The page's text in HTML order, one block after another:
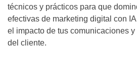
técnicos y prácticos para que
efectivas de marketing digital con
el impacto de tus comunicaciones
del cliente.